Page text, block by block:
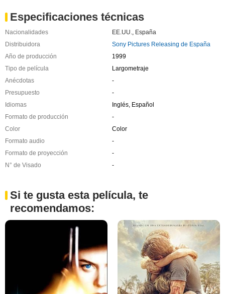
Especificaciones técnicas
Nacionalidades EE.UU.
España
Distribuidora
Sony Pictures Releasing de España
Año de producción
1999
Tipo de película
Largometraje
Anécdotas
-
Presupuesto
-
Idiomas
Inglés, Español
Formato de producción
-
Color
Color
Formato audio
-
Formato de proyección
-
N° de Visado
-
Si te gusta esta película, te
recomendamos: